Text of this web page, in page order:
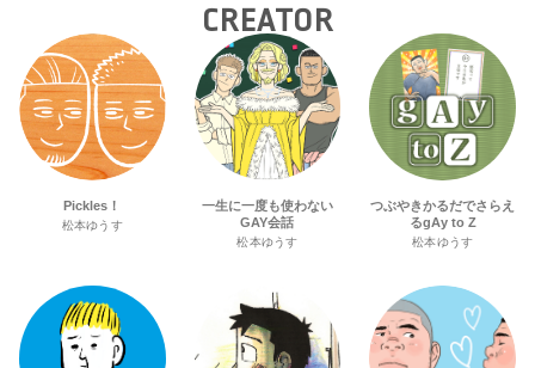
CREATOR
Pickles！
松本ゆうす
一生に一度も使わない
GAY会話
松本ゆうす
つぶやきかるだでさらえ
るgAy to Z
松本ゆうす